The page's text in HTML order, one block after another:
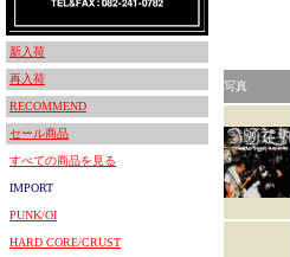
新入荷
再入荷
RECOMMEND
セール商品
すべての商品を見る
IMPORT
PUNK/OI
HARD CORE/CRUST
写真